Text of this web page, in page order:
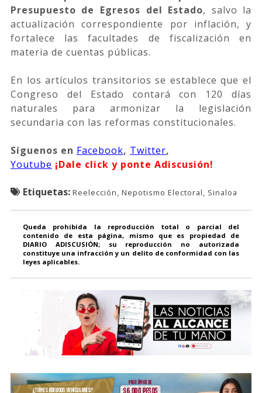
Presupuesto de Egresos del Estado, salvo la
actualización correspondiente por inflación, y
fortalece las facultades de fiscalización en
materia de cuentas públicas.
En los artículos transitorios se establece que el
Congreso del Estado contará con 120 días
naturales para armonizar la legislación
secundaria con las reformas constitucionales.
Síguenos en Facebook, Twitter,
Youtube ¡Dale click y ponte Adiscusión!
Etiquetas: Reelección, Nepotismo Electoral, Sinaloa
Queda prohibida la reproducción total o parcial del
contenido de esta página, mismo que es propiedad de
DIARIO ADISCUSIÓN; su reproducción no autorizada
constituye una infracción y un delito de conformidad con las
leyes aplicables.